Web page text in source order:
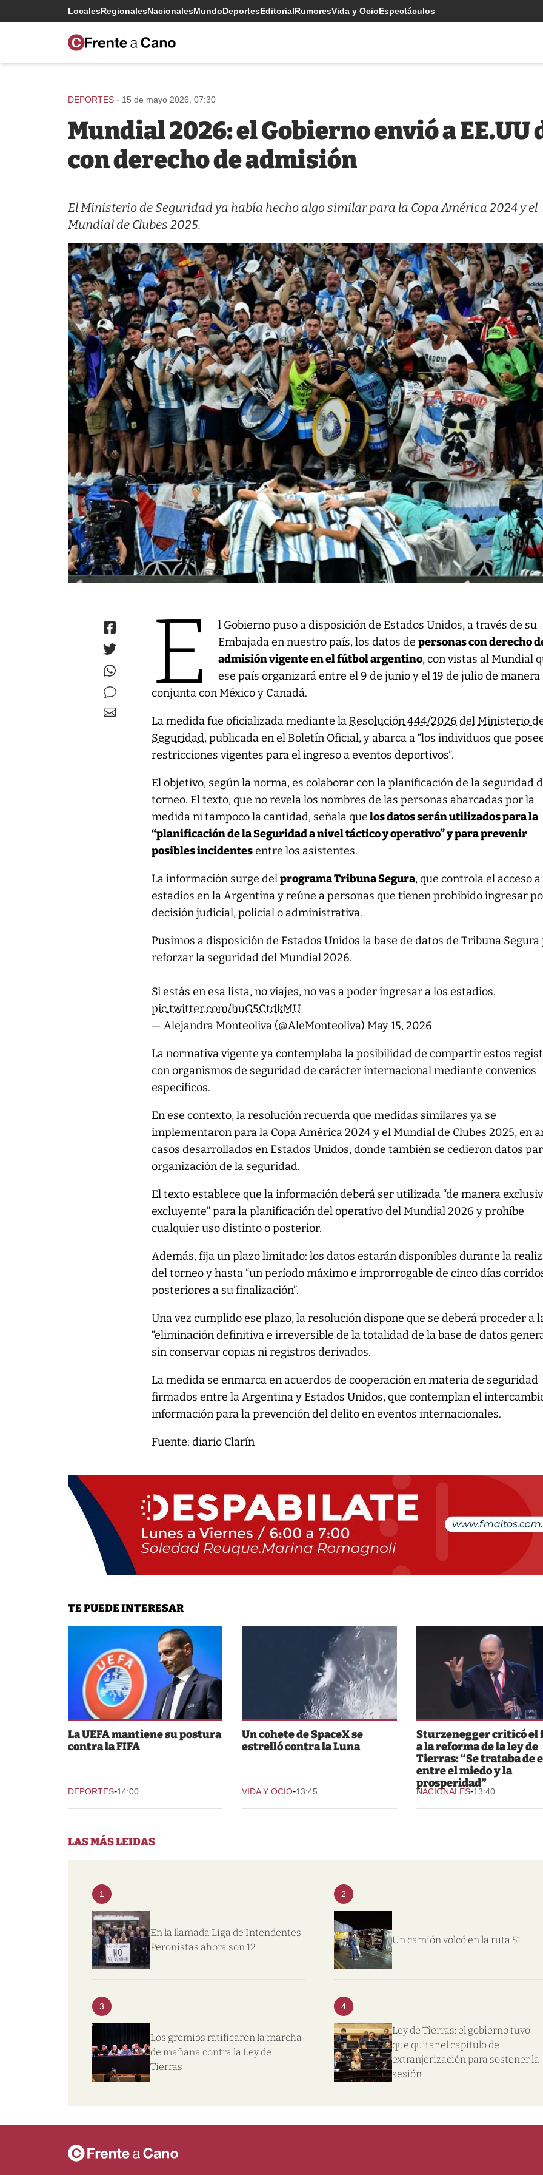
LocalesRegionalesNacionalesMundoDeportesEditorialRumoresVida y OcioEspectáculos
DEPORTES - 15 de mayo 2026, 07:30
Mundial 2026: el Gobierno envió a
con derecho de admisión
El Ministerio de Seguridad ya había hecho algo similar para la Copa América 2024 y el
Mundial de Clubes 2025.
E
l Gobierno puso a disposición de Estados Unidos, a través de su
Embajada en nuestro país, los datos depersonas con derecho
admisión vigente en el fútbol argentino, con vistas al Mundial
ese país organizará entre el 9 de junio y el 19 de julio de manera
conjunta con México y Canadá.
La medida fue oficializada mediante laResolución 444/2026 del Ministerio
Seguridad, publicada en el Boletín Oficial, y abarca a “los individuos que
restricciones vigentes para el ingreso a eventos deportivos”.
El objetivo, según la norma, es colaborar con la planificación de la seguridad
torneo. El texto, que no revela los nombres de las personas abarcadas por la
medida ni tampoco la cantidad, señala quelos datos serán utilizados para la
“planificación de la Seguridad a nivel táctico y operativo” y para prevenir
posibles incidentesentre los asistentes.
La información surge delprograma Tribuna Segura, que controla el acceso
estadios en la Argentina y reúne a personas que tienen prohibido ingresar
decisión judicial, policial o administrativa.
Pusimos a disposición de Estados Unidos la base de datos de Tribuna Segura
reforzar la seguridad del Mundial 2026.
Si estás en esa lista, no viajes, no vas a poder ingresar a los estadios.
pic.twitter.com/huG5CtdkMU
— Alejandra Monteoliva (@AleMonteoliva)May 15, 2026
La normativa vigente ya contemplaba la posibilidad de compartir estos
con organismos de seguridad de carácter internacional mediante convenios
específicos.
En ese contexto, la resolución recuerda que medidas similares ya se
implementaron para la Copa América 2024 y el Mundial de Clubes 2025, en
casos desarrollados en Estados Unidos, donde también se cedieron datos
organización de la seguridad.
El texto establece que la información deberá ser utilizada “de manera
excluyente” para la planificación del operativo del Mundial 2026 y prohíbe
cualquier uso distinto o posterior.
Además, fija un plazo limitado: los datos estarán disponibles durante la
del torneo y hasta “un período máximo e improrrogable de cinco días
posteriores a su finalización”.
Una vez cumplido ese plazo, la resolución dispone que se deberá proceder a
“eliminación definitiva e irreversible de la totalidad de la base de datos
sin conservar copias ni registros derivados.
La medida se enmarca en acuerdos de cooperación en materia de seguridad
firmados entre la Argentina y Estados Unidos, que contemplan el
información para la prevención del delito en eventos internacionales.
Fuente: diario Clarín
TE PUEDE INTERESAR
La UEFA mantiene su postura
contra la FIFA
DEPORTES-14:00
Un cohete de SpaceX se
estrelló contra la Luna
VIDA Y OCIO-13:45
Sturzenegger criticó el
a la reforma de la ley de
Tierras: “Se trataba de
entre el miedo y la
prosperidad”
NACIONALES-13:40
LAS MÁS LEIDAS
1
En la llamada Liga de Intendentes
Peronistas ahora son 12
2
Un camión volcó en la ruta 51
3
Los gremios ratificaron la marcha
de mañana contra la Ley de
Tierras
4
Ley de Tierras: el gobierno tuvo
que quitar el capítulo de
extranjerización para sostener la
sesión